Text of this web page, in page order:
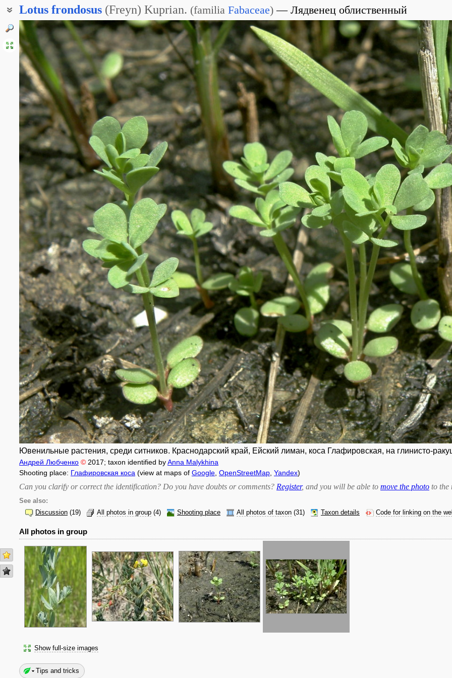
Lotus frondosus (Freyn) Kuprian. (familia Fabaceae) Лядвенец облиственный
Лядвенец густо-облиственный
Лядвенец густооблиственный
Лядвенец густоолиственный
Ювенильные растения, среди ситников. Краснодарский край, Ейский лиман, коса Глафировская, на глинисто-
Андрей Любченко © 2017; taxon identified byAnna Malykhina
Shooting place: Глафировская коса (view at maps of Google OpenStreetMap Yandex)
Can you clarify or correct the identification? Do you have doubts or comments? Register, and you will be able to move the photo to the
See also:
Discussion (19) All photos in group (4) Shooting place All photos of taxon (31) Taxon details Code for linking on the
All photos in group
Show full-size images
Tips and tricks